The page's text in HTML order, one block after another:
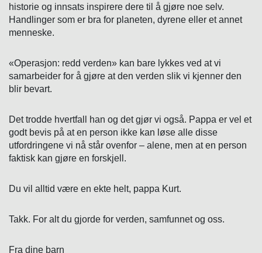
historie og innsats inspirere dere til å gjøre noe selv.
Handlinger som er bra for planeten, dyrene eller et annet
menneske.
«Operasjon: redd verden» kan bare lykkes ved at vi
samarbeider for å gjøre at den verden slik vi kjenner den
blir bevart.
Det trodde hvertfall han og det gjør vi også. Pappa er vel et
godt bevis på at en person ikke kan løse alle disse
utfordringene vi nå står ovenfor – alene, men at en person
faktisk kan gjøre en forskjell.
Du vil alltid være en ekte helt, pappa Kurt.
Takk. For alt du gjorde for verden, samfunnet og oss.
Fra dine barn